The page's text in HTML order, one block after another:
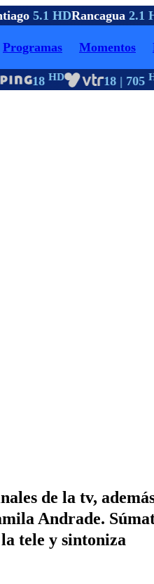
5.1 HDRancagua2.1
Programas Momentos
18HD 18 | 705
de la tv,
Andrade.
la tele y sintoniza